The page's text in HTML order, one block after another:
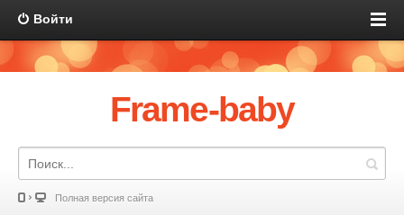
Войти
Frame-baby
Полная версия сайта